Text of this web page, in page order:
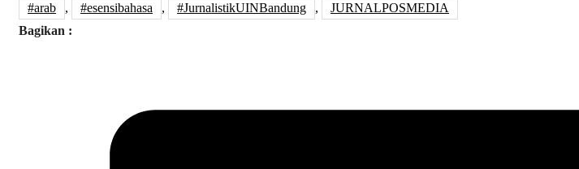
#arab , #esensibahasa , #JurnalistikUINBandung ,
JURNALPOSMEDIA
Bagikan :